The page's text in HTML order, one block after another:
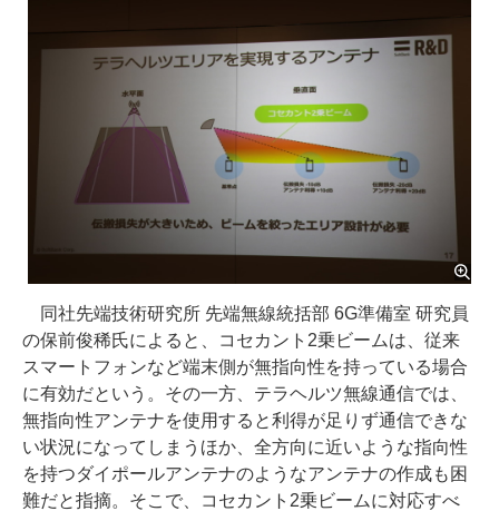
同社先端技術研究所 先端無線統括部 6G準備室 研究員
の保前俊稀氏によると、コセカント2乗ビームは、従来
スマートフォンなど端末側が無指向性を持っている場合
に有効だという。その一方、テラヘルツ無線通信では、
無指向性アンテナを使用すると利得が足りず通信できな
い状況になってしまうほか、全方向に近いような指向性
を持つダイポールアンテナのようなアンテナの作成も困
難だと指摘。そこで、コセカント2乗ビームに対応すべ